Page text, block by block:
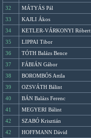
32
MÁTYÁS Pál
33
KAJLI Ákos
34
KETLER-VÁRKONYI Róbert
35
LIPPAI Tibor
36
TÓTH Balázs Bence
37
FÁBIÁN Gábor
38
BOROMBÓS Attila
39
OZSVÁTH Bálint
40
BÁN Balázs Ferenc
41
MEGYERI Bálint
42
SZABÓ Krisztián
42
HOFFMANN Dávid